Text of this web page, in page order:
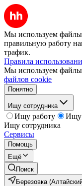
Мы используем файлы
правильную работу
трафик.
Правила
Мы используем файлы
файлов cookie
Понятно
Ищу сотрудника
Ищу работу
Ищу
Ищу сотрудника
Сервисы
Помощь
Ещё
Поиск
Березовка